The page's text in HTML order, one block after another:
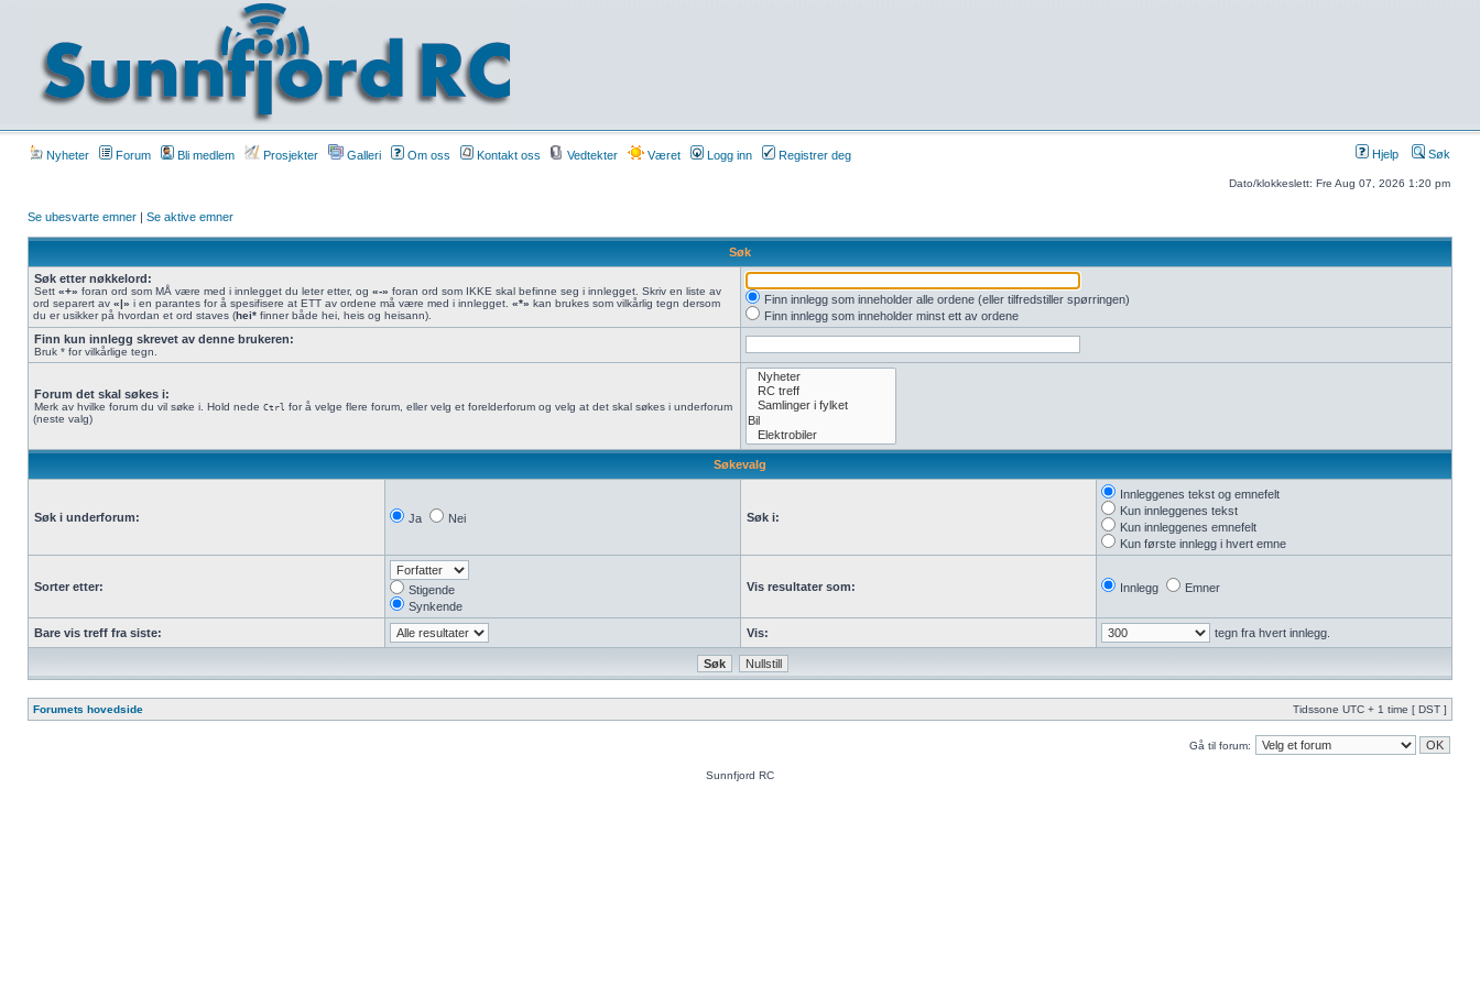
Nyheter Forum Bli medlem Prosjekter Galleri Om oss Kontakt oss Vedtekter Været Logg inn Registrer deg Hjelp Søk
Dato/klokkeslett: Fre Aug 07, 2026 1:20 pm
Se ubesvarte emner | Se aktive emner
Søk
Søk etter nøkkelord:
Sett «+» foran ord som MÅ være med i innlegget du leter etter, og «-» foran ord som IKKE skal befinne seg i innlegget. Skriv en liste av
ord separert av «|» i en parantes for å spesifisere at ETT av ordene må være med i innlegget. «*» kan brukes som vilkårlig tegn dersom
du er usikker på hvordan et ord staves (hei* finner både hei, heis og heisann).
Finn innlegg som inneholder alle ordene (eller tilfredstiller spørringen)
Finn innlegg som inneholder minst ett av ordene
Finn kun innlegg skrevet av denne brukeren:
Bruk * for vilkårlige tegn.
Forum det skal søkes i:
Merk av hvilke forum du vil søke i. Hold nede Ctrl for å velge flere forum, eller velg et forelderforum og velg at det skal søkes i underforum
(neste valg)
Søkevalg
Søk i underforum: Ja Nei Søk i:
Innleggenes tekst og emnefelt
Kun innleggenes tekst
Kun innleggenes emnefelt
Kun første innlegg i hvert emne
Sorter etter:
Stigende
Synkende
Vis resultater som: Innlegg Emner
Bare vis treff fra siste: Vis: tegn fra hvert innlegg.
Forumets hovedside Tidssone UTC + 1 time [ DST ]
Gå til forum:
Sunnfjord RC